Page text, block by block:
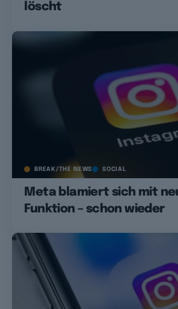
löscht
BREAK/THE NEWS SOCIAL
Meta blamiert sich mit
Funktion – schon wieder